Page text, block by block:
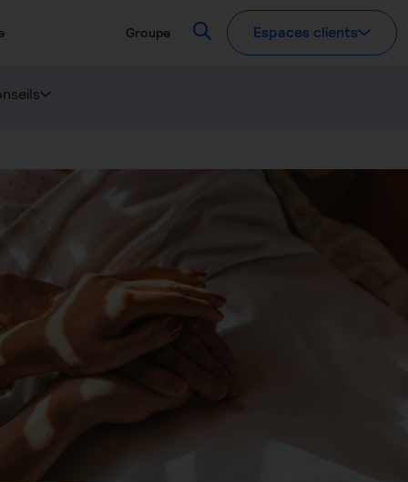
Groupe RecherchezEspaces clients